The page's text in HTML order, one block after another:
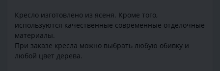
Кресло изготовлено из ясеня. Кроме того,
используются качественные современные отделочные
материалы.
При заказе кресла можно выбрать любую обивку и
любой цвет дерева.